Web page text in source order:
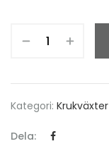
Kategori: Krukväxter
Dela: